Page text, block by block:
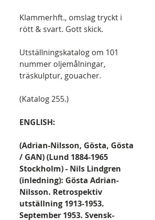
Klammerhft., omslag tryckt i
rött & svart. Gott skick.
Utställningskatalog om 101
nummer oljemålningar,
träskulptur, gouacher.
(Katalog 255.)
ENGLISH:
(Adrian-Nilsson, Gösta, Gösta
/ GAN) (Lund 1884-1965
Stockholm) - Nils Lindgren
(inledning): Gösta Adrian-
Nilsson. Retrospektiv
utställning 1913-1953.
September 1953. Svensk-